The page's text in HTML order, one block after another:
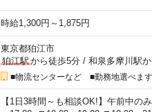
時給1,300円～1,875円
東京都狛江市
狛江駅から徒歩5分/ 和泉多摩川駅
■物流センターなど ■勤務地選べます
【1日3時間～も相談OK!】午前中